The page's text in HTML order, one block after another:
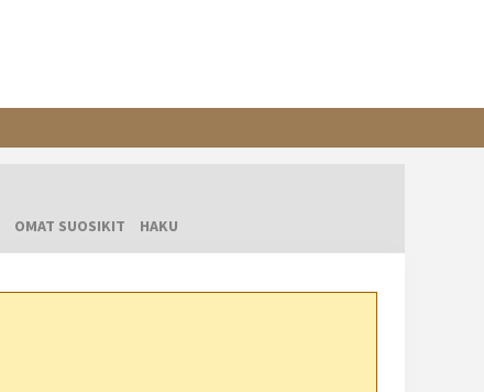
OMAT SUOSIKIT HAKU